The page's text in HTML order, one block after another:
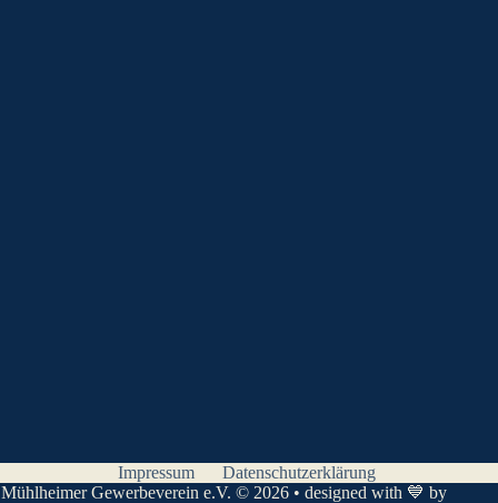
Impressum
Datenschutzerklärung
Mühlheimer Gewerbeverein e.V. © 2026 • designed with 💙 by